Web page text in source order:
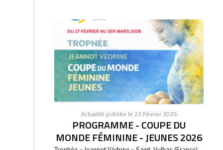
Actualité publiée le 23 Février 2026
PROGRAMME - COUPE DU
MONDE FÉMININE - JEUNES 2026